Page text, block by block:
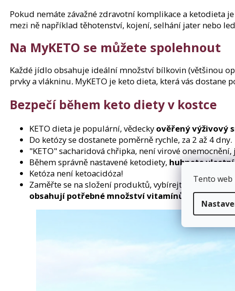
Tento web
Pokud nemáte závažné zdravotní komplikace a ketodieta
mezi ně například těhotenství, kojení, selhání jater nebo
Na MyKETO se můžete spolehnout
Každé jídlo obsahuje ideální množství bílkovin (většinou
prvky a vlákninu. MyKETO je keto dieta, která vás
Bezpečí během keto diety v kostce
KETO dieta je populární, vědecky ověřený výživový
Do ketózy se dostanete poměrně rychle, za 2 až 4 dny.
"KETO" sacharidová chřipka, není virové onemocnění,
Během správně nastavené ketodiety, hubnete
Ketóza není ketoacidóza!
Zaměřte se na složení produktů, vybírejte ty, které
obsahují potřebné množství vitamínů, minerálů